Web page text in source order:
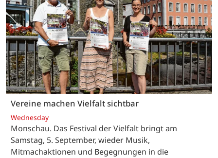
Vereine machen Vielfalt sichtbar
Wednesday
Monschau. Das Festival der Vielfalt bringt am
Samstag, 5. September, wieder Musik,
Mitmachaktionen und Begegnungen in die